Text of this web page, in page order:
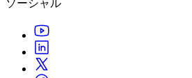
Unity がサポートする 25 以上のプラ
LiveOps
ローンチ後のインサイトとライブゲ
成長
運用の卓越性を達成する
小売
店内体験をオンライン体験に変換する
技術用語のライブラリ
ケーススタディ
実際の成功事例
Unity Awards
世界中のUnityクリエイターを祝う
Unity は初めてですか？旅を始めまし
ハウツーガイド
実用的なヒントとベストプラクティス
教育
ソーシャル